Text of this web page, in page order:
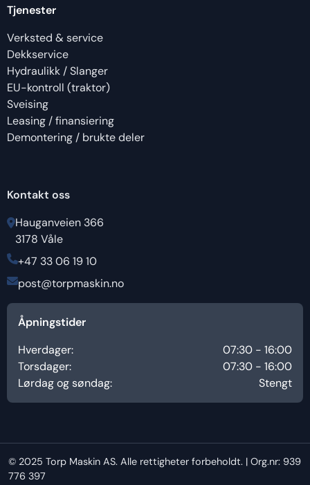
Tjenester
Verksted & service
Dekkservice
Hydraulikk / Slanger
EU-kontroll (traktor)
Sveising
Leasing / finansiering
Demontering / brukte deler
Kontakt oss
Hauganveien 366
3178 Våle
+47 33 06 19 10
post@torpmaskin.no
Åpningstider
Hverdager:
07:30 - 16:00
Torsdager:
07:30 - 16:00
Lørdag og søndag:
Stengt
© 2025 Torp Maskin AS. Alle rettigheter forbeholdt. | Org.nr: 939
776 397